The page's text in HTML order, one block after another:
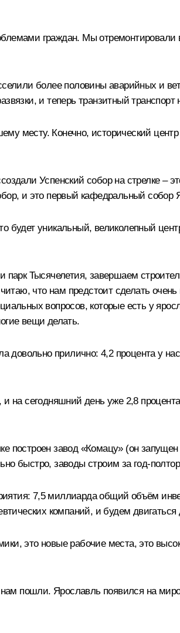
граждан. Мы отремонтировали
более половины аварийных и
и теперь транзитный
месту. Конечно, исторический
Успенский собор на стрелке –
и это первый кафедральный
уникальный, великолепный
Тысячелетия, завершаем
что нам предстоит сделать
вопросов, которые есть у
вещи делать.
довольно прилично: 4,2 процента у
на сегодняшний день уже 2,8
построен завод «Комацу» (он
быстро, заводы строим за год-
7,5 миллиарда общий объём
компаний, и будем
это новые рабочие места, это
пошли. Ярославль появился на